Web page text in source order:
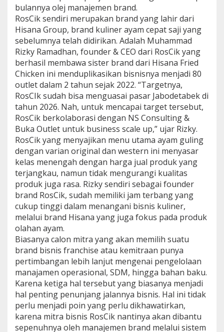
bulannya olej manajemen brand.
RosCik sendiri merupakan brand yang lahir dari
Hisana Group, brand kuliner ayam cepat saji yang
sebelumnya telah didirikan. Adalah Muhammad
Rizky Ramadhan, founder & CEO dari RosCik yang
berhasil membawa sister brand dari Hisana Fried
Chicken ini menduplikasikan bisnisnya menjadi 80
outlet dalam 2 tahun sejak 2022. “Targetnya,
RosCIk sudah bisa menguasai pasar Jabodetabek di
tahun 2026. Nah, untuk mencapai target tersebut,
RosCik berkolaborasi dengan NS Consulting &
Buka Outlet untuk business scale up,” ujar Rizky.
RosCik yang menyajikan menu utama ayam guling
dengan varian original dan western ini menyasar
kelas menengah dengan harga jual produk yang
terjangkau, namun tidak mengurangi kualitas
produk juga rasa. Rizky sendiri sebagai founder
brand RosCik, sudah memiliki jam terbang yang
cukup tinggi dalam menangani bisnis kuliner,
melalui brand Hisana yang juga fokus pada produk
olahan ayam.
Biasanya calon mitra yang akan memilih suatu
brand bisnis franchise atau kemitraan punya
pertimbangan lebih lanjut mengenai pengelolaan
manajamen operasional, SDM, hingga bahan baku.
Karena ketiga hal tersebut yang biasanya menjadi
hal penting penunjang jalannya bisnis. Hal ini tidak
perlu menjadi poin yang perlu dikhawatirkan,
karena mitra bisnis RosCik nantinya akan dibantu
sepenuhnya oleh manajemen brand melalui sistem